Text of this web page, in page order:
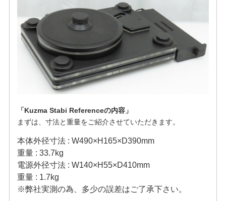
「Kuzma Stabi Referenceの内容」
まずは、寸法と重量をご紹介させていただきます。
本体外径寸法 : W490×H165×D390mm
重量 : 33.7kg
電源外径寸法 : W140×H55×D410mm
重量 : 1.7kg
※弊社実測の為、多少の誤差はご了承下さい。